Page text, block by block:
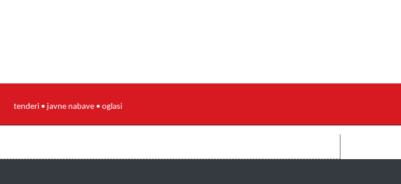
tenderi • javne nabave • oglasi